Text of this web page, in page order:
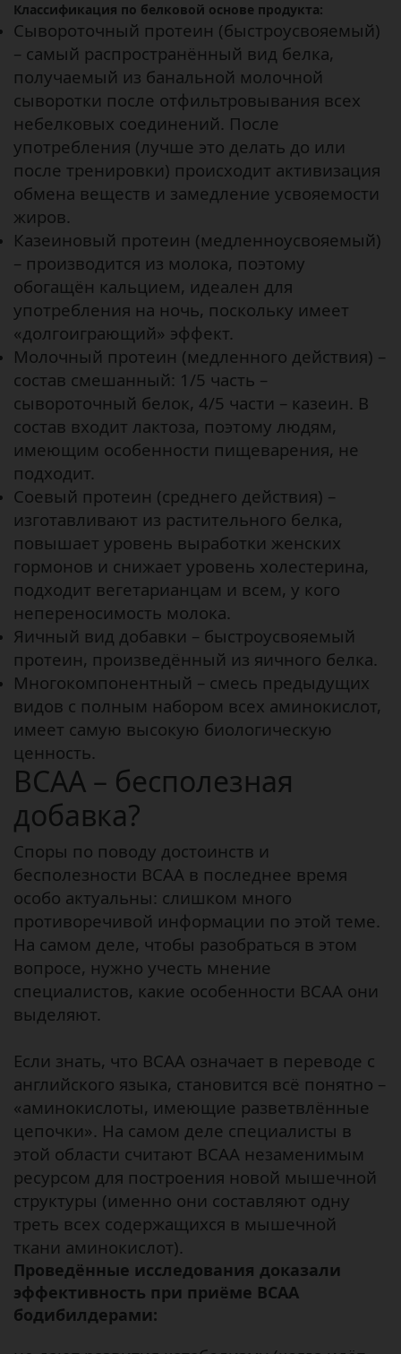
Классификация по белковой основе продукта:
Сывороточный протеин (быстроусвояемый)
– самый распространённый вид белка,
получаемый из банальной молочной
сыворотки после отфильтровывания всех
небелковых соединений. После
употребления (лучше это делать до или
после тренировки) происходит активизация
обмена веществ и замедление усвояемости
жиров.
Казеиновый протеин (медленноусвояемый)
– производится из молока, поэтому
обогащён кальцием, идеален для
употребления на ночь, поскольку имеет
«долгоиграющий» эффект.
Молочный протеин (медленного действия) –
состав смешанный: 1/5 часть –
сывороточный белок, 4/5 части – казеин. В
состав входит лактоза, поэтому людям,
имеющим особенности пищеварения, не
подходит.
Соевый протеин (среднего действия) –
изготавливают из растительного белка,
повышает уровень выработки женских
гормонов и снижает уровень холестерина,
подходит вегетарианцам и всем, у кого
непереносимость молока.
Яичный вид добавки – быстроусвояемый
протеин, произведённый из яичного белка.
Многокомпонентный – смесь предыдущих
видов с полным набором всех аминокислот,
имеет самую высокую биологическую
ценность.
ВСАА – бесполезная
добавка?
Споры по поводу достоинств и
бесполезности ВСАА в последнее время
особо актуальны: слишком много
противоречивой информации по этой теме.
На самом деле, чтобы разобраться в этом
вопросе, нужно учесть мнение
специалистов, какие особенности BCAA они
выделяют.
Если знать, что ВСАА означает в переводе с
английского языка, становится всё понятно –
«аминокислоты, имеющие разветвлённые
цепочки». На самом деле специалисты в
этой области считают BCAA незаменимым
ресурсом для построения новой мышечной
структуры (именно они составляют одну
треть всех содержащихся в мышечной
ткани аминокислот).
Проведённые исследования доказали
эффективность при приёме ВСАА
бодибилдерами: